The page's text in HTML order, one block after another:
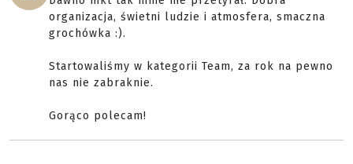
organizacja, świetni ludzie i atmosfera, smaczna
grochówka :).
Startowaliśmy w kategorii Team, za rok na pewno
nas nie zabraknie.
Gorąco polecam!